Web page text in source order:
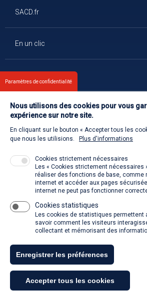
SACD.fr
En un clic
La SACD partout, quand
Contact
Retour à l'accueil
Venir à la SACD
Tous droits réservés - SACD
Mentions légales et conditions
Paramètres de confidentialité
Nous utilisons des cookies pour vous
expérience sur notre site.
En cliquant sur le bouton « Accepter tous les
que nous les utilisions.
Plus d'informations
Cookies strictement nécessaires
Les « Cookies strictement nécessaires
réaliser des fonctions de base, comme
internet et accéder aux pages
internet ne peut pas fonctionner
Cookies statistiques
Les cookies de statistiques permettent
savoir comment les visiteurs
collectant et mémorisant des
Enregistrer les préférences
Accepter tous les cookies